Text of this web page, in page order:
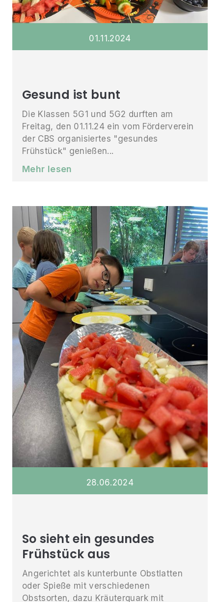
01 .11 .2024
Gesund ist bunt
Die Klassen 5G1 und 5G2 durften am
Freitag, den 01.11.24 ein vom Förderverein
der CBS organisiertes "gesundes
Frühstück" genießen...
Mehr lesen
28.06.2024
So sieht ein gesundes
Frühstück aus
Angerichtet als kunterbunte Obstlatten
oder Spieße mit verschiedenen
Obstsorten, dazu Kräuterquark mit